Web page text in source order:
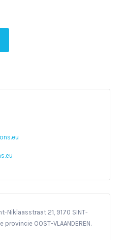
Niklaasstraat 21, 9170 SINT-
provincie OOST-VLAANDEREN.